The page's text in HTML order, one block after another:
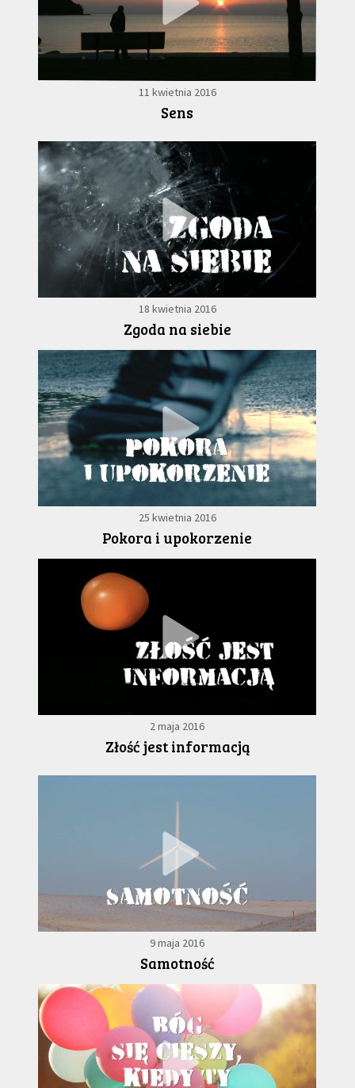
11 kwietnia 2016
Sens
18 kwietnia 2016
Zgoda na siebie
25 kwietnia 2016
Pokora i upokorzenie
2 maja 2016
Złość jest informacją
9 maja 2016
Samotność